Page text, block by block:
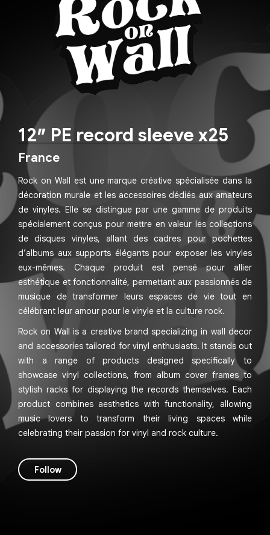
12″ PE record sleeve x25
France
Rock on Wall est une marque créative spécialisée dans la
décoration murale et les accessoires dédiés aux amateurs
de vinyles. Elle se distingue par une gamme de produits
spécialement conçus pour mettre en valeur les collections
de disques vinyles, allant des cadres pour pochettes
d’albums aux supports élégants pour exposer les vinyles
eux-mêmes. Chaque produit est pensé pour allier
esthétique et fonctionnalité, permettant aux passionnés de
musique de transformer leurs espaces de vie tout en
célébrant leur amour pour le vinyle et la culture rock.
Rock on Wall is a creative brand specializing in wall decor
and accessories tailored for vinyl enthusiasts. It stands out
with a range of products designed specifically to
showcase vinyl collections, from album cover frames to
stylish racks for displaying the records themselves. Each
product combines aesthetics with functionality, allowing
music lovers to transform their living spaces while
celebrating their passion for vinyl and rock culture.
Follow